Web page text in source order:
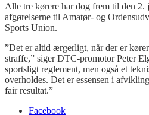
Alle tre kørere har dog frem til den 2.
afgørelserne til Amatør- og
Sports Union.
”Det er altid ærgerligt, når der er
straffe,” siger DTC-promotor Peter
sportsligt reglement, men også et
overholdes. Det er essensen i
fair resultat.”
Facebook